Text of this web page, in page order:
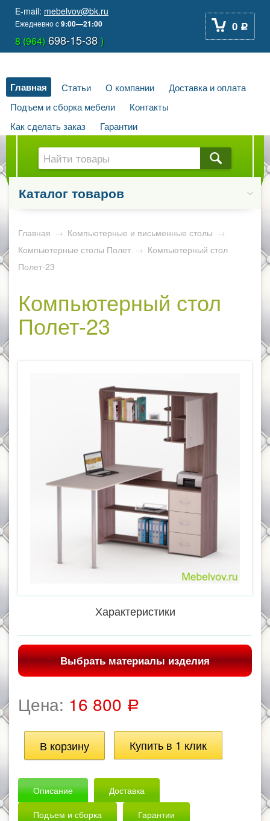
E-mail: mebelvov@bk.ru
Ежедневноc9:00—21:00
8 (964) 698-15-38)
0 Р
Главная Статьи О компании
Доставка и оплата
Подъем и сборка мебели
Контакты
Как сделать заказ
Гарантии
Каталог товаров
Главная → Компьютерные и письменные столы →
Компьютерные столы Полет → Компьютерный стол
Полет-23
Компьютерный стол
Полет-23
Характеристики
Выбрать материалы изделия
Цена: 16 800 Р
Описание
Доставка
Подъем и сборка
Гарантии